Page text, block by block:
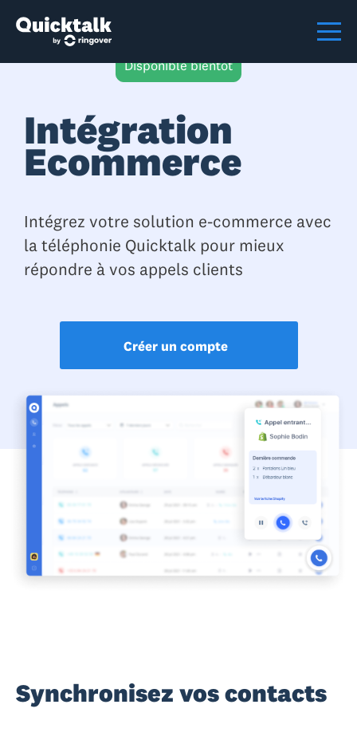
Disponible bientôt
Intégration
Ecommerce
Intégrez votre solution e-commerce avec
la téléphonie Quicktalk pour mieux
répondre à vos appels clients
Créer un compte
Synchronisez vos contacts